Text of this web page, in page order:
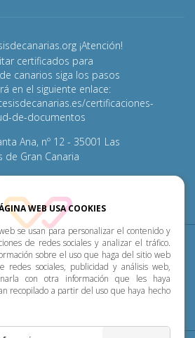
WEB USA COOKIES
se usan para personalizar el contenido y
de redes sociales y analizar el tráfico.
sobre el uso que haga del sitio web
redes sociales, publicidad y análisis web,
con otra información que les haya
recopilado a partir del uso que haya hecho
¡Atención!
certificados para
canarios siga los pasos
en el siguiente enlace:
certificaciones-
de-documentos
Ana, nº 12 - 35001 Las
de Gran Canaria
P. Menor Cumplimiento
Horarios de misa Noticias